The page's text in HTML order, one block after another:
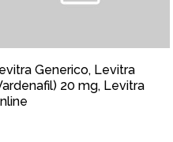
Generico, Levitra
20 mg, Levitra